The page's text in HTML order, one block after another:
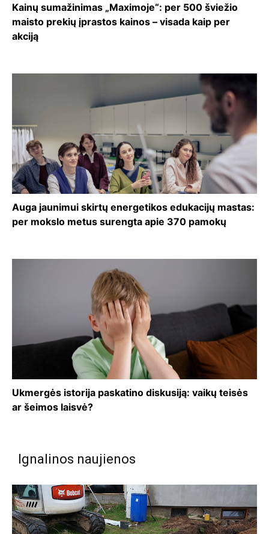
Kainų sumažinimas „Maximoje“: per 500 šviežio
maisto prekių įprastos kainos – visada kaip per
akciją
Auga jaunimui skirtų energetikos edukacijų mastas:
per mokslo metus surengta apie 370 pamokų
Ukmergės istorija paskatino diskusiją: vaikų teisės
ar šeimos laisvė?
Ignalinos naujienos